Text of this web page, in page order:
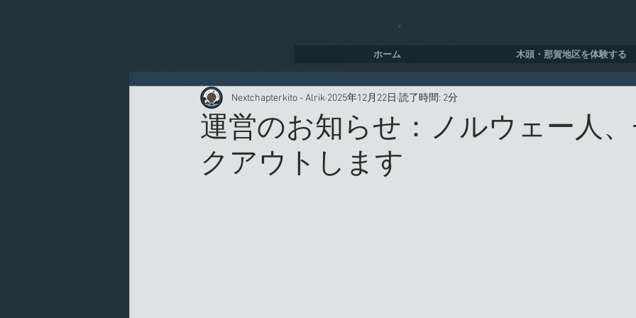
ホーム 木頭・那賀地区を体験する
運営のお知らせ：ノルウェー人
クアウトします
Nextchapterkito - Alrik 2025年12月22日 読了時間: 2分